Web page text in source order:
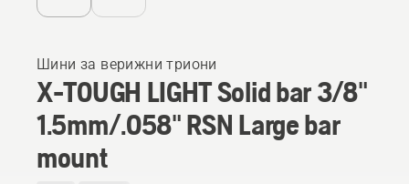
Шини за верижни триони
X-TOUGH LIGHT Solid bar 3/8"
1.5mm/.058" RSN Large bar
mount